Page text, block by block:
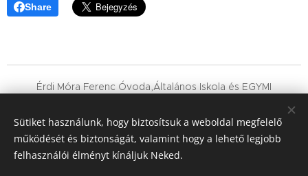
Share
Érdi Móra Ferenc Óvoda,Általános Iskola és EGYMI
Érd, Holló tér 1.
06-23-365-483
Hóangyal Alapítvány
Sütiket használunk, hogy biztosítsuk a weboldal megfelelő
működését és biztonságát, valamint hogy a lehető legjobb
felhasználói élményt kínáljuk Neked.